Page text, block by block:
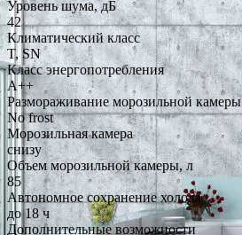
Уровень шума, дБ
42
Климатический класс
T, SN
Класс энергопотребления
A++
Размораживание морозильной камеры
No frost
Морозильная камера
снизу
Объем морозильной камеры, л
85
Автономное сохранение холода
до 18 ч
Дополнительные возможности